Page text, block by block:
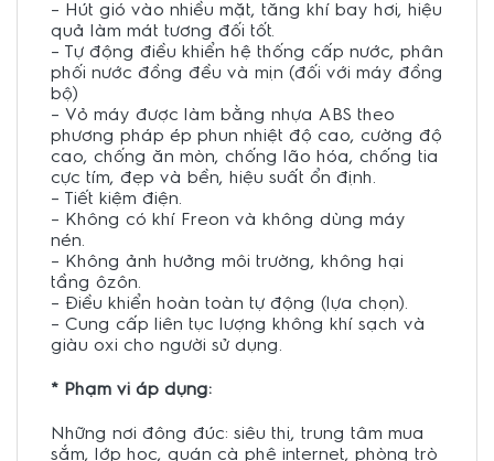
– Hút gió vào nhiều mặt, tăng khí bay hơi, hiệu
quả làm mát tương đối tốt.
– Tự động điều khiển hệ thống cấp nước, phân
phối nước đồng đều và mịn (đối với máy đồng
bộ)
– Vỏ máy được làm bằng nhựa ABS theo
phương pháp ép phun nhiệt độ cao, cường độ
cao, chống ăn mòn, chống lão hóa, chống tia
cực tím, đẹp và bền, hiệu suất ổn định.
– Tiết kiệm điện.
– Không có khí Freon và không dùng máy
nén.
– Không ảnh hưởng môi trường, không hại
tầng ôzôn.
– Điều khiển hoàn toàn tự động (lựa chọn).
– Cung cấp liên tục lượng không khí sạch và
giàu oxi cho người sử dụng.
* Phạm vi áp dụng:
Những nơi đông đúc: siêu thị, trung tâm mua
sắm, lớp học, quán cà phê internet, phòng trò